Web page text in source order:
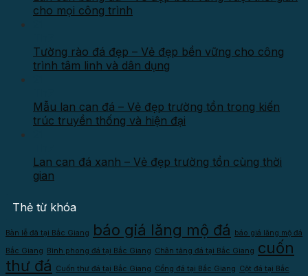
cho mọi công trình
Tường rào đá đẹp – Vẻ đẹp bền vững cho công
trình tâm linh và dân dụng
Mẫu lan can đá – Vẻ đẹp trường tồn trong kiến
trúc truyền thống và hiện đại
Lan can đá xanh – Vẻ đẹp trường tồn cùng thời
gian
Thẻ từ khóa
Bàn lễ đã tại Bắc Giang báo giá lăng mộ đá
báo giá lăng mộ đá
Bắc Giang
Bình phong đá tại Bắc Giang Chân tảng đá tại Bắc Giang cuốn
thư đá
Cuốn thư đá tại Bắc Giang Cổng đá tại Bắc Giang Cột đá tại Bắc